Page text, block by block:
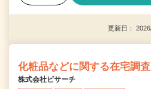
更新日：
化粧品などに関する在宅調
株式会社ビサーチ